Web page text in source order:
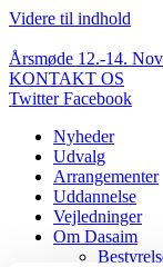
Videre til indhold
Årsmøde 12.-14. Nov
KONTAKT OS
Twitter Facebook
Nyheder
Udvalg
Arrangementer
Uddannelse
Vejledninger
Om Dasaim